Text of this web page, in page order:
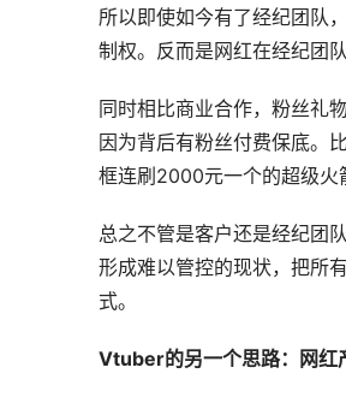
所以即使如今有了经纪团队
制权。反而是网红在经纪团
同时相比商业合作，粉丝礼
因为背后有粉丝付费保底。
框连刷2000元一个的超级火
总之不管是客户还是经纪团
形成难以管控的现状，把所
式。
Vtuber的另一个思路：网红